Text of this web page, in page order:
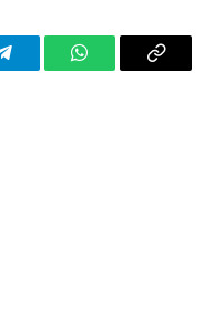
TelegramWhatsAppCopy